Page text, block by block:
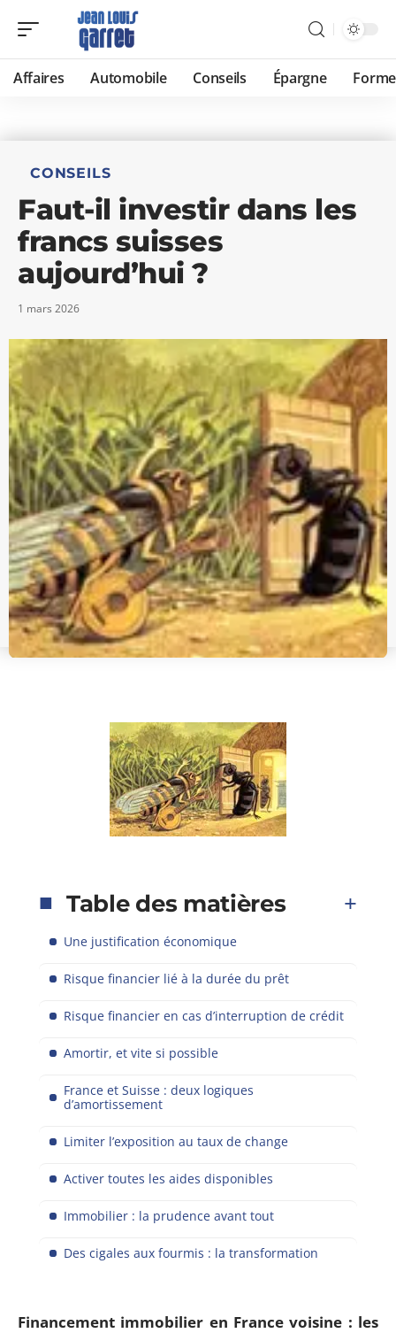
Affaires Automobile Conseils Épargne Forme
CONSEILS
Faut-il investir dans les
francs suisses
aujourd’hui ?
1 mars 2026
Table des matières
Une justification économique
Risque financier lié à la durée du prêt
Risque financier en cas d’interruption de crédit
Amortir, et vite si possible
France et Suisse : deux logiques
d’amortissement
Limiter l’exposition au taux de change
Activer toutes les aides disponibles
Immobilier : la prudence avant tout
Des cigales aux fourmis : la transformation
Financement immobilier en France voisine : les